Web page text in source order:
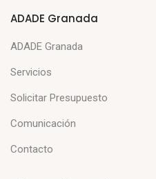
ADADE Granada
ADADE Granada
Servicios
Solicitar Presupuesto
Comunicación
Contacto